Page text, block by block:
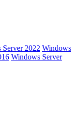
Server 2022 Windows
Windows Server